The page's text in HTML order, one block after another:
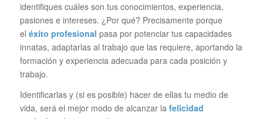
identifiques cuáles son tus conocimientos, experiencia,
pasiones e intereses. ¿Por qué? Precisamente porque
el éxito profesional pasa por potenciar tus capacidades
innatas, adaptarlas al trabajo que las requiere, aportando la
formación y experiencia adecuada para cada posición y
trabajo.
Identificarlas y (si es posible) hacer de ellas tu medio de
vida, será el mejor modo de alcanzar la felicidad